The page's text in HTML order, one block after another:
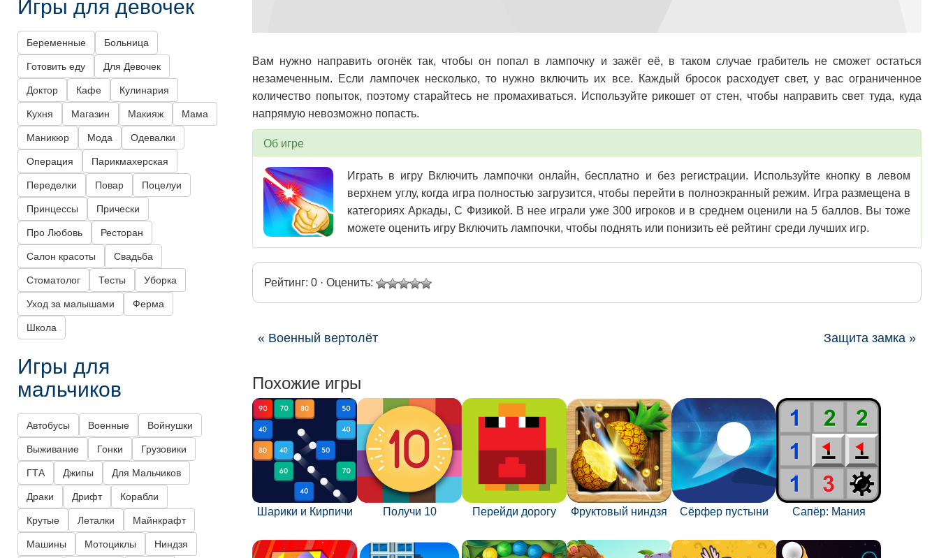
Вам нужно направить огонёк так, чтобы он попал в лампочку и зажёг её, в таком случае грабитель не сможет остаться
незамеченным. Если лампочек несколько, то нужно включить их все. Каждый бросок расходует свет, у вас ограниченное
количество попыток, поэтому старайтесь не промахиваться. Используйте рикошет от стен, чтобы направить свет туда, куда
напрямую невозможно попасть.
Об игре
Играть в игру Включить лампочки онлайн, бесплатно и без регистрации. Используйте кнопку в левом
верхнем углу, когда игра полностью загрузится, чтобы перейти в полноэкранный режим. Игра размещена в
категориях Аркады, С Физикой. В нее играли уже 300 игроков и в среднем оценили на 5 баллов. Вы тоже
можете оценить игру Включить лампочки, чтобы поднять или понизить её рейтинг среди лучших игр.
Рейтинг: 0 · Оценить:
« Военный вертолёт Защита замка »
Похожие игры
Шарики и Кирпичи Получи 10 Перейди дорогу Фруктовый ниндзя Сёрфер пустыни Сапёр: Мания
Беременные Больница
Готовить еду Для Девочек
Доктор Кафе Кулинария
Кухня Магазин Макияж Мама
Маникюр Мода Одевалки
Операция Парикмахерская
Переделки Повар Поцелуи
Принцессы Прически
Про Любовь Ресторан
Салон красоты Свадьба
Стоматолог Тесты Уборка
Уход за малышами Ферма
Школа
Игры для
мальчиков
Автобусы Военные Войнушки
Выживание Гонки Грузовики
ГТА Джипы Для Мальчиков
Драки Дрифт Корабли
Крутые Леталки Майнкрафт
Машины Мотоциклы Ниндзя